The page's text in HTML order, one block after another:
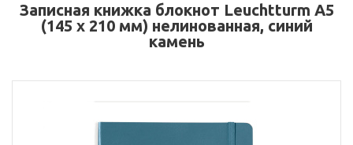
Записная книжка блокнот Leuchtturm A5
(145 x 210 мм) нелинованная, синий
камень